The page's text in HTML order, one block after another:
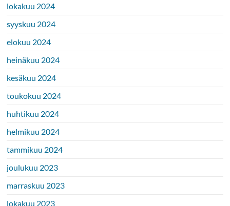
lokakuu 2024
syyskuu 2024
elokuu 2024
heinäkuu 2024
kesäkuu 2024
toukokuu 2024
huhtikuu 2024
helmikuu 2024
tammikuu 2024
joulukuu 2023
marraskuu 2023
lokakuu 2023